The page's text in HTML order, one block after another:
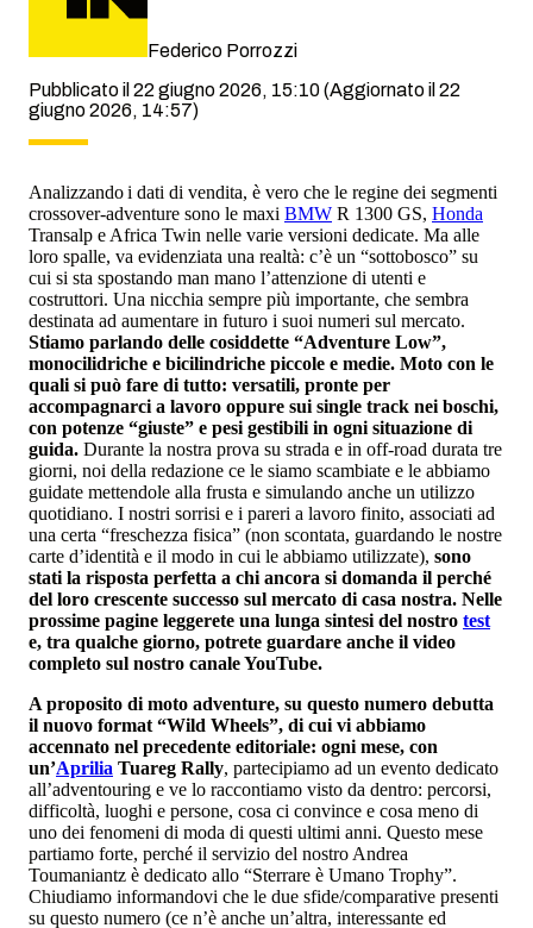
Federico Porrozzi
Pubblicato il 22 giugno 2026, 15:10(Aggiornato il 22
giugno 2026, 14:57)
Analizzandoi dati di vendita, è vero che le regine dei segmenti
crossover-adventure sono le maxi BMW R 1300 GS, Honda
Transalp e Africa Twin nelle varie versioni dedicate. Ma alle
loro spalle, va evidenziata una realtà: c’è un “sottobosco” su
cui si sta spostando man mano l’attenzione di utenti e
costruttori. Una nicchia sempre più importante, che sembra
destinata ad aumentare in futuro i suoi numeri sul mercato.
Stiamo parlando delle cosiddette “Adventure Low”,
monocilidriche e bicilindriche piccole e medie. Moto con le
quali si può fare di tutto: versatili, pronte per
accompagnarci a lavoro oppure sui single track nei boschi,
con potenze “giuste” e pesi gestibili in ogni situazione di
guida. Durante la nostra prova su strada e in off-road durata tre
giorni, noi della redazione ce le siamo scambiate e le abbiamo
guidate mettendole alla frusta e simulando anche un utilizzo
quotidiano. I nostri sorrisi e i pareri a lavoro finito, associati ad
una certa “freschezza fisica” (non scontata, guardando le nostre
carte d’identità e il modo in cui le abbiamo utilizzate), sono
stati la risposta perfetta a chi ancora si domanda il perché
del loro crescente successo sul mercato di casa nostra. Nelle
prossime pagine leggerete una lunga sintesi del nostro test
e, tra qualche giorno, potrete guardare anche il video
completo sul nostro canale YouTube.
A proposito di moto adventure, su questo numero debutta
il nuovo format “Wild Wheels”, di cui vi abbiamo
accennato nel precedente editoriale: ogni mese, con
un’Aprilia Tuareg Rally, partecipiamo ad un evento dedicato
all’adventouring e ve lo raccontiamo visto da dentro: percorsi,
difficoltà, luoghi e persone, cosa ci convince e cosa meno di
uno dei fenomeni di moda di questi ultimi anni. Questo mese
partiamo forte, perché il servizio del nostro Andrea
Toumaniantz è dedicato allo “Sterrare è Umano Trophy”.
Chiudiamo informandovi che le due sfide/comparative presenti
su questo numero (ce n’è anche un’altra, interessante ed